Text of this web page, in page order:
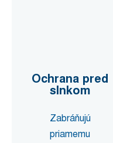
Ochrana pred
slnkom
Zabráňujú
priamemu